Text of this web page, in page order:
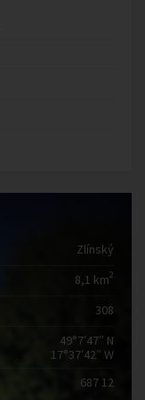
Zlínský
8,1 km2
308
49°7′47″ N
17°37′42″ W
687 12